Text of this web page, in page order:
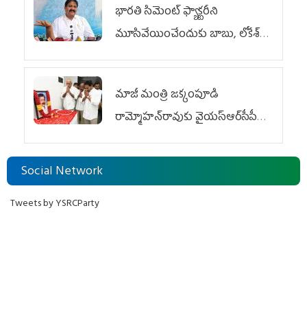
భారతి సిమెంట్ ఫ్యాక్టరీని
మూసివేయించేందుకు బాబు, లోకేశ్
కుట్ర
మాజీ మంత్రి జక్కంపూడి
రామ్మోహన్‌రావుకు వైయ‌స్ఆర్‌సీపీ
ఘన నివాళి
Social Network
Tweets by YSRCParty